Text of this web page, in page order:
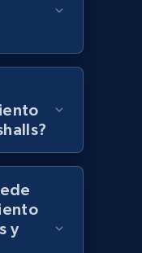
Discount,
ahora
Price,
and
y